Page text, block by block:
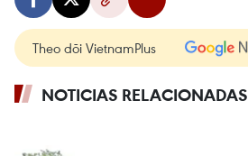
Theo dõi VietnamPlus
NOTICIAS RELACIONADAS